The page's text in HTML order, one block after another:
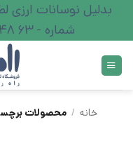
content
بدلیل نوسانات ارزی
شماره - 63 48 95 44 - تماس بگیرید.
خانه / محصولات